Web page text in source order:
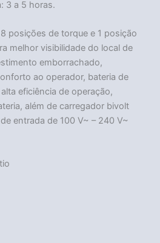
3 a 5 horas.
posições de torque e 1 posição
melhor visibilidade do local de
emborrachado,
ao operador, bateria de
eficiência de operação,
além de carregador bivolt
entrada de 100 V~ – 240 V~